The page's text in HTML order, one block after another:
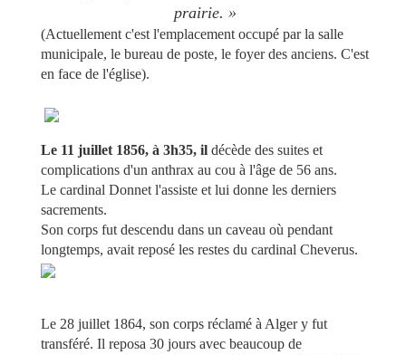
prairie. »
(Actuellement c'est l'emplacement occupé par la salle
municipale, le bureau de poste, le foyer des anciens. C'est
en face de l'église).
Le 11 juillet 1856, à 3h35, il décède des suites et
complications d'un anthrax au cou à l'âge de 56 ans.
Le cardinal Donnet l'assiste et lui donne les derniers
sacrements.
Son corps fut descendu dans un caveau où pendant
longtemps, avait reposé les restes du cardinal Cheverus.
Le 28 juillet 1864, son corps réclamé à Alger y fut
transféré. Il reposa 30 jours avec beaucoup de